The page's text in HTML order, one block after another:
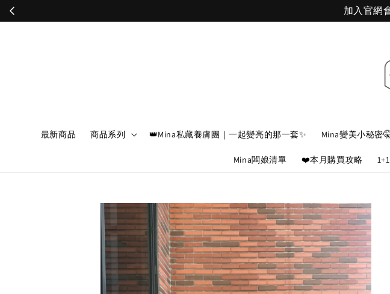
加入官網
最新商品 商品系列 👑Mina私藏養膚團｜一起變亮的那一套✨ Mina變美小秘密
Mina闆娘清單 ❤️本月購買攻略